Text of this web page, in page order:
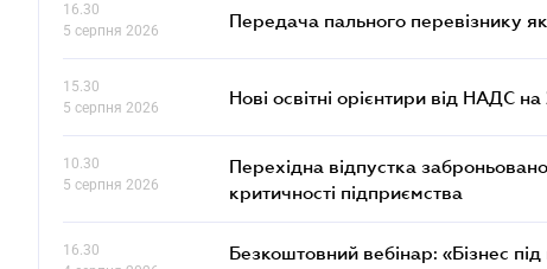
16.30
5 серпня 2026
Передача пального перевізнику
15.30
5 серпня 2026
Нові освітні орієнтири від НАДС на
10.30
5 серпня 2026
Перехідна відпустка
критичності підприємства
16.30
Безкоштовний вебінар: «Бізнес